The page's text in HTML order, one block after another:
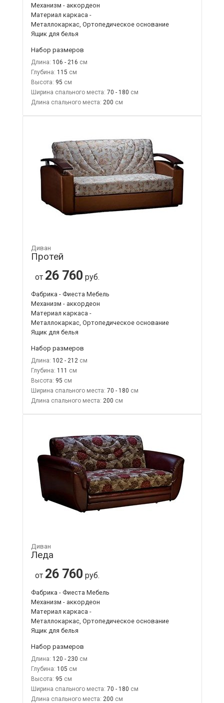
Механизм - аккордеон
Материал каркаса -
Металлокаркас, Ортопедическое основание
Ящик для белья
Набор размеров
Длина: 106 - 216
Глубина: 115
Высота: 95
Ширина спального места: 70 - 180
Длина спального места: 200
Диван
Протей
от 26 760 руб.
Фабрика - Фиеста Мебель
Механизм - аккордеон
Материал каркаса -
Металлокаркас, Ортопедическое основание
Ящик для белья
Набор размеров
Длина: 102 - 212
Глубина: 111
Высота: 95
Ширина спального места: 70 - 180
Длина спального места: 200
Диван
Леда
от 26 760 руб.
Фабрика - Фиеста Мебель
Механизм - аккордеон
Материал каркаса -
Металлокаркас, Ортопедическое основание
Ящик для белья
Набор размеров
Длина: 120 - 230
Глубина: 105
Высота: 95
Ширина спального места: 70 - 180
Длина спального места: 200